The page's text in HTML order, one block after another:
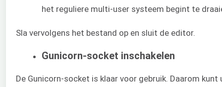
het reguliere multi-user systeem begint te
Sla vervolgens het bestand op en sluit de editor.
Gunicorn-socket inschakelen
De Gunicorn-socket is klaar voor gebruik. Daarom